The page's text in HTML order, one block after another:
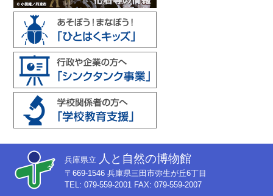
兵庫県立 人と自然の博物館
〒669-1546 兵庫県三田市弥生が丘6丁目
TEL: 079-559-2001 FAX: 079-559-2007